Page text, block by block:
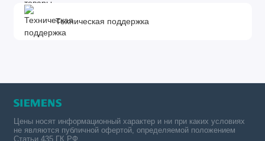
Техническая поддержка
Цены носят информационный характер и ни при каких условиях
не являются публичной офертой, определяемой положением
Статьи 435 ГК РФ.